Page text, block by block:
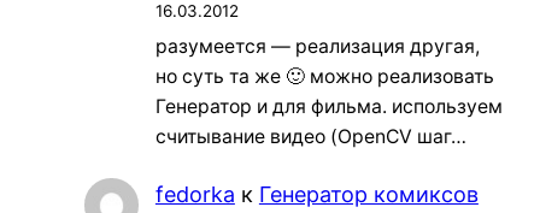
16.03.2012
разумеется — реализация другая,
но суть та же 🙂 можно реализовать
Генератор и для фильма. используем
считывание видео (OpenCV шаг…
fedorka к Генератор комиксов